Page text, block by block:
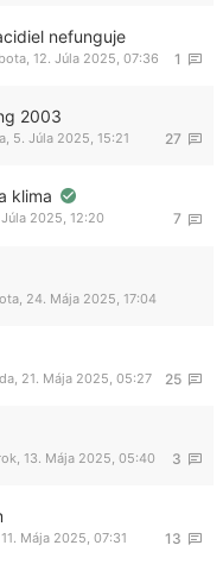
nefunguje
1
12. Júla 2025, 07:36
2003
27
5. Júla 2025, 15:21
klima
7
2025, 12:20
24. Mája 2025, 17:04
25
21. Mája 2025, 05:27
3
13. Mája 2025, 05:40
13
Mája 2025, 07:31